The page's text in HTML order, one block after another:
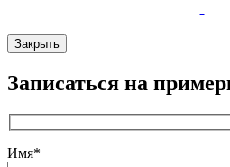
Закрыть
Записаться на
Имя*